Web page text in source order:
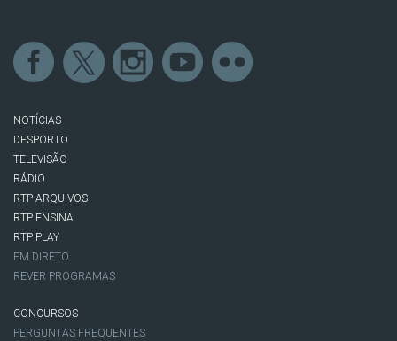
NOTÍCIAS
DESPORTO
TELEVISÃO
RÁDIO
RTP ARQUIVOS
RTP ENSINA
RTP PLAY
EM DIRETO
REVER PROGRAMAS
CONCURSOS
PERGUNTAS FREQUENTES